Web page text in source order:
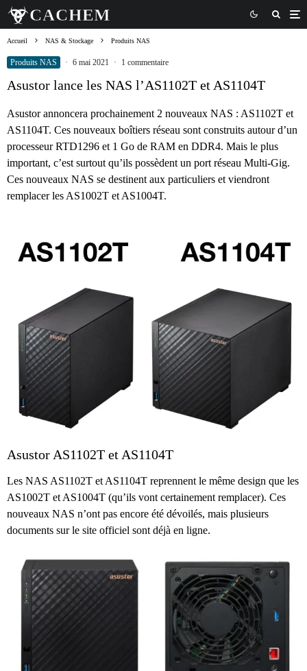
Accueil NAS & Stockage Produits NAS
Produits NAS · 6 mai 2021 · 1 commentaire
Asustor lance les NAS l’AS1102T et AS1104T
Asustor annoncera prochainement 2 nouveaux NAS : AS1102T et
AS1104T. Ces nouveaux boîtiers réseau sont construits autour d’un
processeur RTD1296 et 1 Go de RAM en DDR4. Mais le plus
important, c’est surtout qu’ils possèdent un port réseau Multi-Gig.
Ces nouveaux NAS se destinent aux particuliers et viendront
remplacer les AS1002T et AS1004T.
Asustor AS1102T et AS1104T
Les NAS AS1102T et AS1104T reprennent le même design que les
AS1002T et AS1004T (qu’ils vont certainement remplacer). Ces
nouveaux NAS n’ont pas encore été dévoilés, mais plusieurs
documents sur le site officiel sont déjà en ligne.